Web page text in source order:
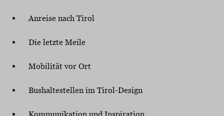
Anreise nach Tirol
Die letzte Meile
Mobilität vor Ort
Bushaltestellen im Tirol-Design